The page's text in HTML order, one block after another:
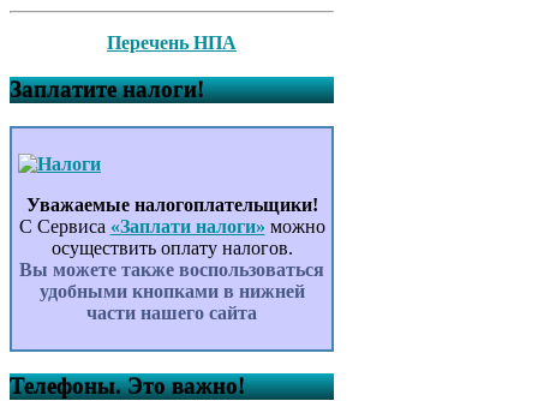
Перечень НПА
Заплатите налоги!
Уважаемые налогоплательщики!
С Сервиса «Заплати налоги» можно
осуществить оплату налогов.
Вы можете также воспользоваться
удобными кнопками в нижней
части нашего сайта
Телефоны. Это важно!